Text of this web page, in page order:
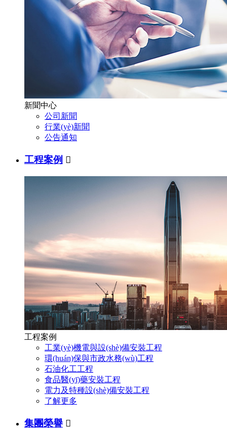
新聞中心
公司新聞
行業(yè)新聞
公告通知
工程案例 
工程案例
工業(yè)機電與設(shè)備安裝工程
環(huán)保與市政水務(wù)工程
石油化工工程
食品醫(yī)藥安裝工程
電力及特種設(shè)備安裝工程
了解更多
集團榮譽 